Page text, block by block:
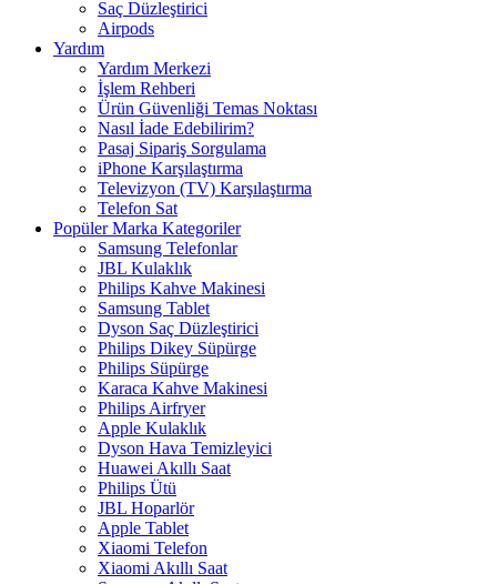
Saç Düzleştirici
Airpods
Yardım
Yardım Merkezi
İşlem Rehberi
Ürün Güvenliği Temas Noktası
Nasıl İade Edebilirim?
Pasaj Sipariş Sorgulama
iPhone Karşılaştırma
Televizyon (TV) Karşılaştırma
Telefon Sat
Popüler Marka Kategoriler
Samsung Telefonlar
JBL Kulaklık
Philips Kahve Makinesi
Samsung Tablet
Dyson Saç Düzleştirici
Philips Dikey Süpürge
Philips Süpürge
Karaca Kahve Makinesi
Philips Airfryer
Apple Kulaklık
Dyson Hava Temizleyici
Huawei Akıllı Saat
Philips Ütü
JBL Hoparlör
Apple Tablet
Xiaomi Telefon
Xiaomi Akıllı Saat